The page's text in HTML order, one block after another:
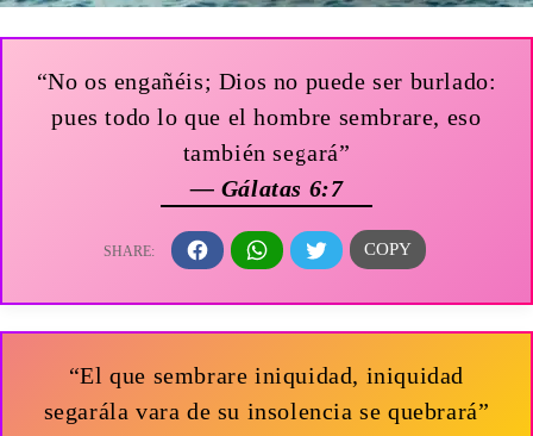
“No os engañéis; Dios no puede ser burlado:
pues todo lo que el hombre sembrare, eso
también segará”
— Gálatas 6:7
“El que sembrare iniquidad, iniquidad
segarála vara de su insolencia se quebrará”